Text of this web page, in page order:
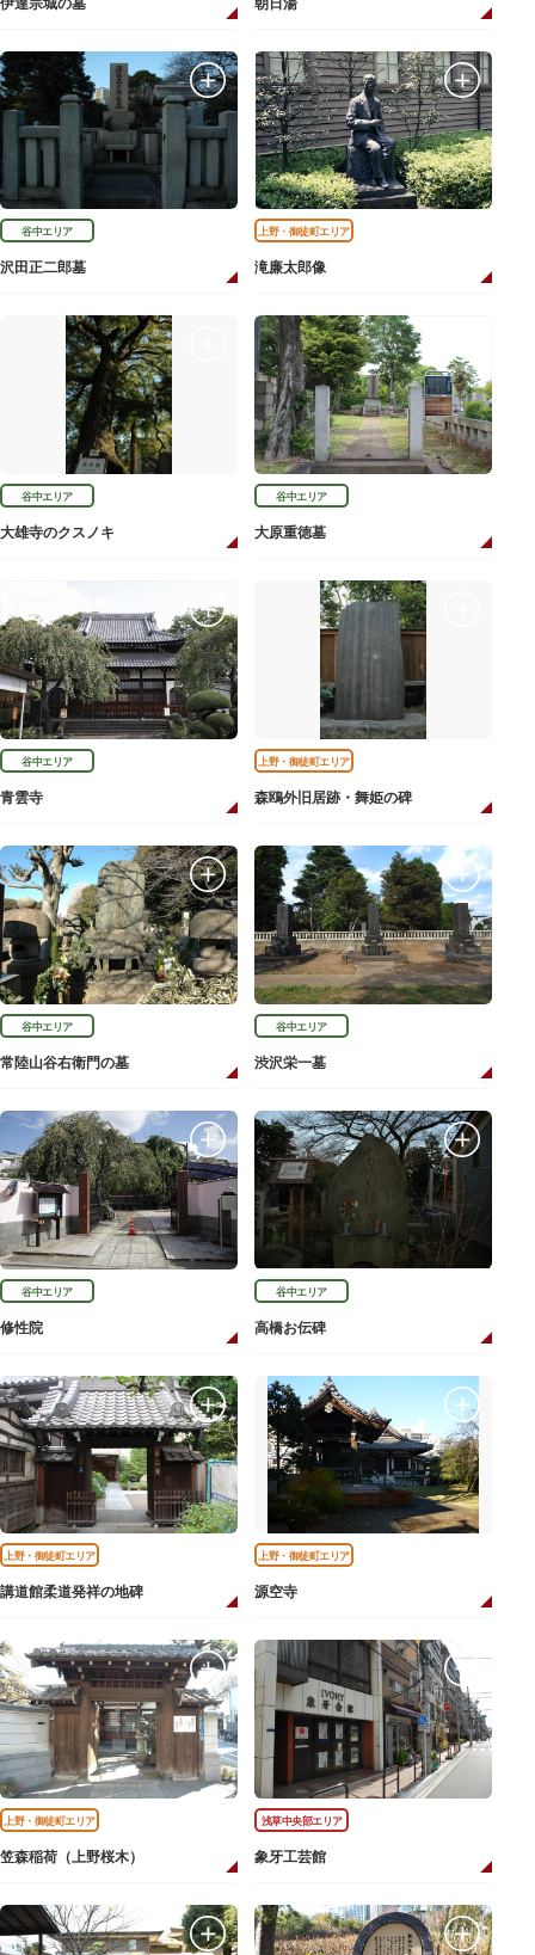
谷中エリア
沢田正二郎墓
上野・御徒町エリア
滝廉太郎像
谷中エリア
大雄寺のクスノキ
谷中エリア
大原重徳墓
谷中エリア
青雲寺
上野・御徒町エリア
森鴎外旧居跡・舞姫の碑
谷中エリア
常陸山谷右衛門の墓
谷中エリア
渋沢栄一墓
谷中エリア
修性院
谷中エリア
高橋お伝碑
上野・御徒町エリア
講道館柔道発祥の地碑
上野・御徒町エリア
源空寺
上野・御徒町エリア
笠森稲荷（上野桜木）
浅草中央部エリア
象牙工芸館